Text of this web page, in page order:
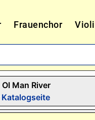
Frauenchor
Ol Man River